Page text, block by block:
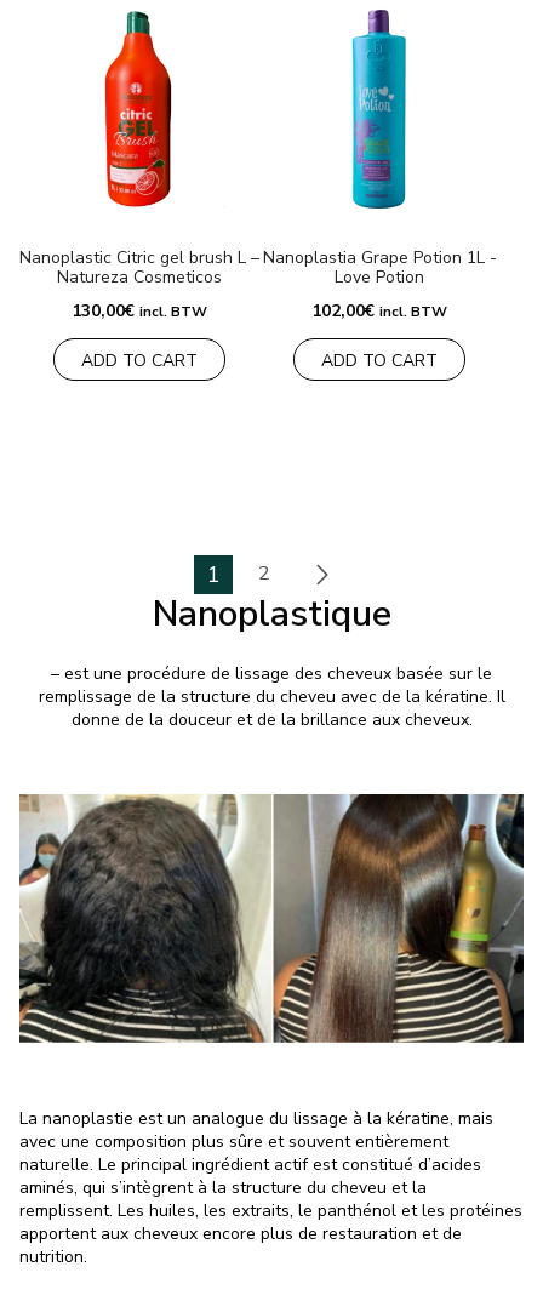
Nanoplastic Citric gel brush L –
Natureza Cosmeticos
130,00€ incl. BTW
ADD TO CART
Nanoplastia Grape Potion 1L -
Love Potion
102,00€ incl. BTW
ADD TO CART
1 2
Nanoplastique
– est une procédure de lissage des cheveux basée sur le
remplissage de la structure du cheveu avec de la kératine. Il
donne de la douceur et de la brillance aux cheveux.
La nanoplastie est un analogue du lissage à la kératine, mais
avec une composition plus sûre et souvent entièrement
naturelle. Le principal ingrédient actif est constitué d’acides
aminés, qui s’intègrent à la structure du cheveu et la
remplissent. Les huiles, les extraits, le panthénol et les protéines
apportent aux cheveux encore plus de restauration et de
nutrition.